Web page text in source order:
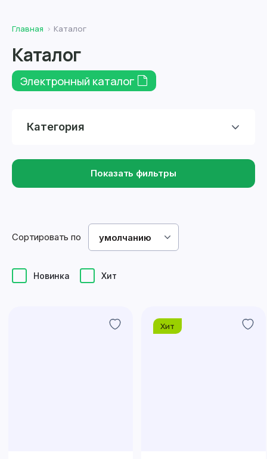
Главная Каталог
Каталог
Электронный каталог
Категория
Показать фильтры
Новинка Хит
Сортировать по умолчанию
Хит